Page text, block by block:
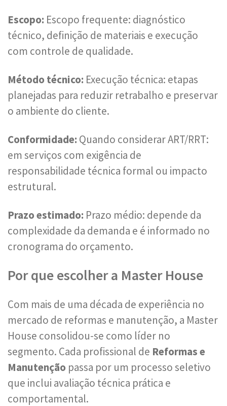
Escopo: Escopo frequente: diagnóstico
técnico, definição de materiais e execução
com controle de qualidade.
Método técnico: Execução técnica: etapas
planejadas para reduzir retrabalho e preservar
o ambiente do cliente.
Conformidade: Quando considerar ART/RRT:
em serviços com exigência de
responsabilidade técnica formal ou impacto
estrutural.
Prazo estimado: Prazo médio: depende da
complexidade da demanda e é informado no
cronograma do orçamento.
Por que escolher a Master House
Com mais de uma década de experiência no
mercado de reformas e manutenção, a Master
House consolidou-se como líder no
segmento. Cada profissional de Reformas e
Manutenção passa por um processo seletivo
que inclui avaliação técnica prática e
comportamental.